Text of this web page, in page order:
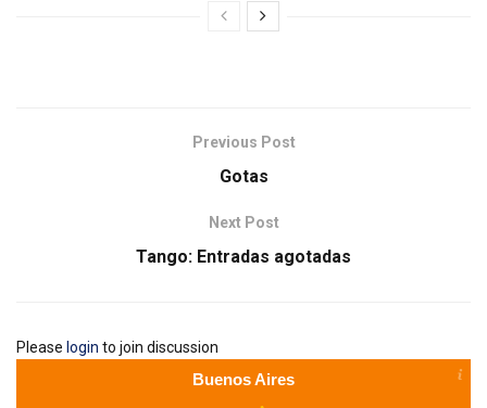
Previous Post
Gotas
Next Post
Tango: Entradas agotadas
Please login to join discussion
Buenos Aires